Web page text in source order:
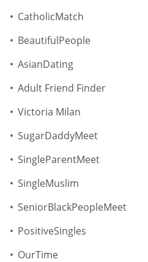
CatholicMatch
BeautifulPeople
AsianDating
Adult Friend Finder
Victoria Milan
SugarDaddyMeet
SingleParentMeet
SingleMuslim
SeniorBlackPeopleMeet
PositiveSingles
OurTime